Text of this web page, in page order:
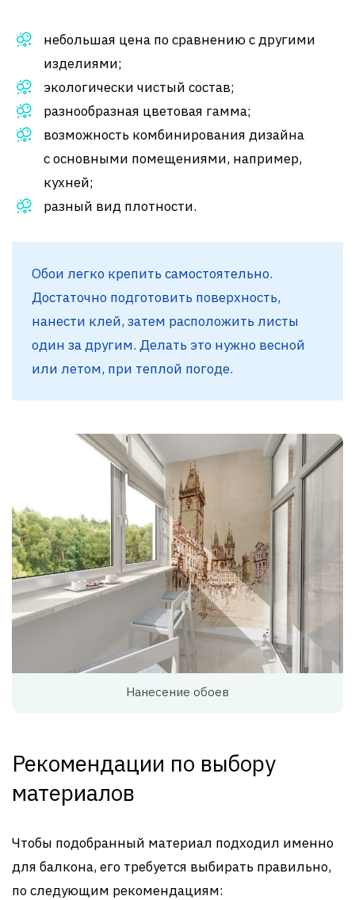
небольшая цена по сравнению с другими
изделиями;
экологически чистый состав;
разнообразная цветовая гамма;
возможность комбинирования дизайна
с основными помещениями, например,
кухней;
разный вид плотности.
Обои легко крепить самостоятельно.
Достаточно подготовить поверхность,
нанести клей, затем расположить листы
один за другим. Делать это нужно весной
или летом, при теплой погоде.
Нанесение обоев
Рекомендации по выбору
материалов
Чтобы подобранный материал подходил именно
для балкона, его требуется выбирать правильно,
по следующим рекомендациям: